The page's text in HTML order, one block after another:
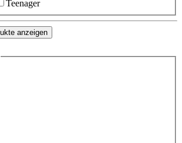
Teenager
anzeigen